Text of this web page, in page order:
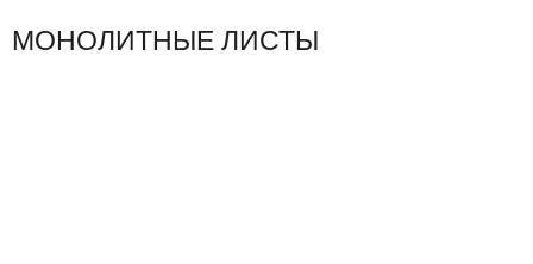
МОНОЛИТНЫЕ ЛИСТЫ